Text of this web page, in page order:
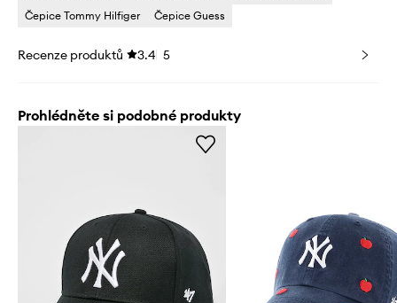
Čepice Tommy Hilfiger
Čepice Guess
Recenze produktů 3.4 5
Prohlédněte si podobné produkty